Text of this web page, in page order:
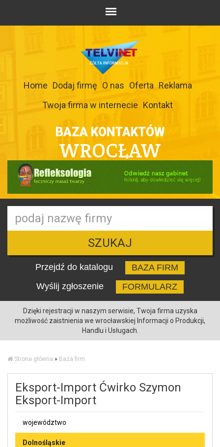
Home Dodaj firmę O nas Oferta Reklama
Twoja firma w internecie Kontakt
BAZA KONTAKTÓW
WROCŁAW
SZUKAJ
Przejdź do katalogu
BAZA FIRM
Wyślij zgłoszenie
FORMULARZ
Dzięki rejestracji w naszym serwisie, Twoja firma uzyska
możliwość zaistnienia we wrocławskiej Informacji o Produkcji,
Handlu i Usługach.
Strona główna » Baza firm
Eksport-Import Ćwirko Szymon
Eksport-Import
województwo
Dolnośląskie